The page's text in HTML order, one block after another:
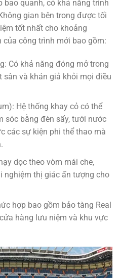
quanh, có khả năng trình
gian bên trong được tối
tốt nhất cho khoảng
công trình mới bao gồm:
Có khả năng đóng mở trong
sân và khán giả khỏi mọi điều
Hệ thống khay cỏ có thể
sóc bằng đèn sấy, tưới nước
các sự kiện phi thể thao mà
dọc theo vòm mái che,
nghiệm thị giác ấn tượng cho
hợp bao gồm bảo tàng Real
hàng lưu niệm và khu vực